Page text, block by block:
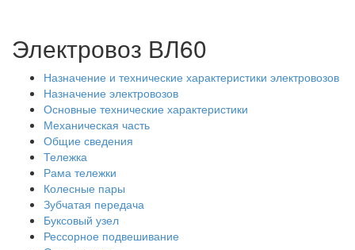
Электровоз ВЛ60
Назначение и технические характеристики электровозов
Назначение электровозов
Основные технические характеристики
Механическая часть
Общие сведения
Тележка
Рама тележки
Колесные пары
Зубчатая передача
Буксовый узел
Рессорное подвешивание